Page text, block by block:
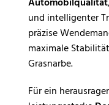
und intelligenter
präzise
maximale
Grasnarbe.
Für ein